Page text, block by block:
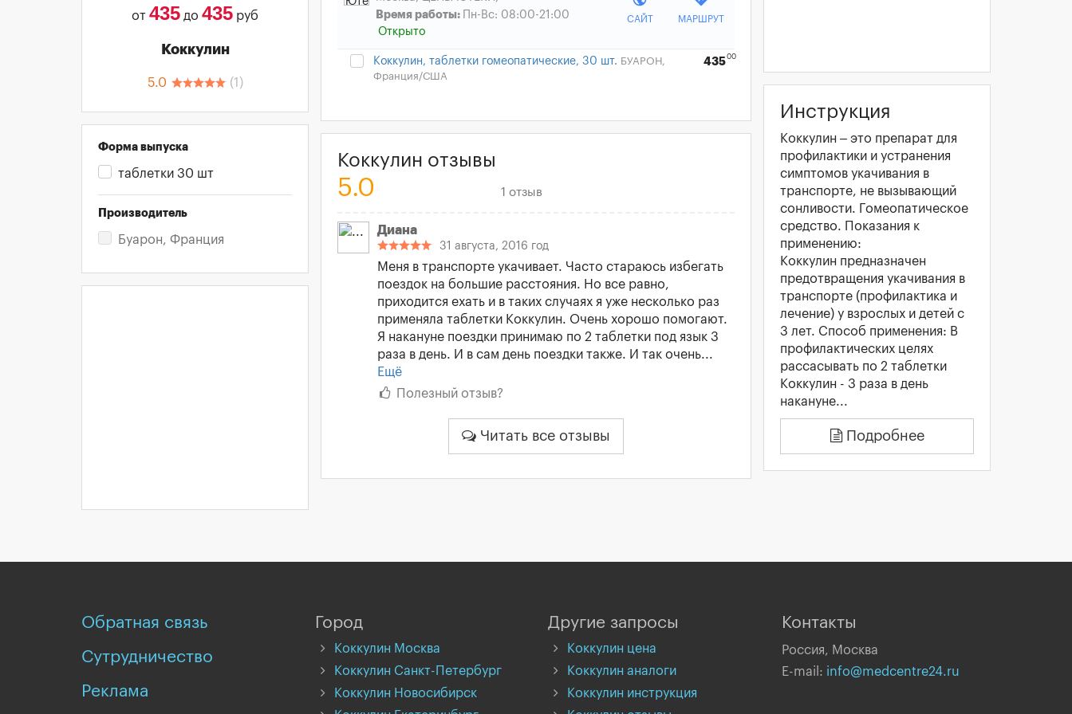
от 435 до 435 руб
Коккулин
5.0 (1 )
Форма выпуска
таблетки 30 шт
Производитель
Буарон, Франция
Время работы:
Пн-Вс: 08:00-21:00
Открыто
САЙТ МАРШРУТ
Коккулин, таблетки гомеопатические, 30 шт. БУАРОН,
Франция/США
43500
Коккулин отзывы
5.0 1 отзыв
Диана
31 августа, 2016 год
Меня в транспорте укачивает. Часто стараюсь избегать
поездок на большие расстояния. Но все равно,
приходится ехать и в таких случаях я уже несколько раз
применяла таблетки Коккулин. Очень хорошо помогают.
Я накануне поездки принимаю по 2 таблетки под язык 3
раза в день. И в сам день поездки также. И так очень...
Ещё
Полезный отзыв?
Читать все отзывы
Инструкция
Коккулин – это препарат для
профилактики и устранения
симптомов укачивания в
транспорте, не вызывающий
сонливости. Гомеопатическое
средство. Показания к
применению:
Коккулин предназначен
предотвращения укачивания в
транспорте (профилактика и
лечение) у взрослых и детей с
3 лет. Способ применения: В
профилактических целях
рассасывать по 2 таблетки
Коккулин - 3 раза в день
накануне...
Подробнее
Обратная связь
Сутрудничество
Реклама
Город
Коккулин Москва
Коккулин Санкт-Петербург
Коккулин Новосибирск
Другие запросы
Коккулин цена
Коккулин аналоги
Коккулин инструкция
Контакты
Россия, Москва
E-mail: info@medcentre24.ru